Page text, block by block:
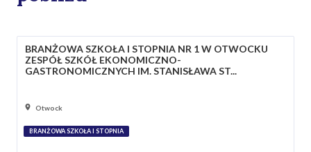
BRANŻOWA SZKOŁA I STOPNIA NR 1 W OTWOCKU
ZESPÓŁ SZKÓŁ EKONOMICZNO-
GASTRONOMICZNYCH IM. STANISŁAWA ST...
Otwock
BRANŻOWA SZKOŁA I STOPNIA